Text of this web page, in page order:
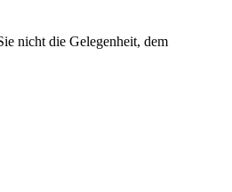
nicht die Gelegenheit, dem